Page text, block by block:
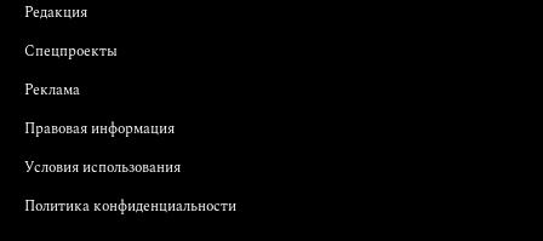
Редакция
Спецпроекты
Реклама
Правовая информация
Условия использования
Политика конфиденциальности